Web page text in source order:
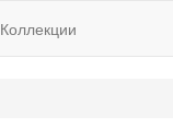
Коллекции